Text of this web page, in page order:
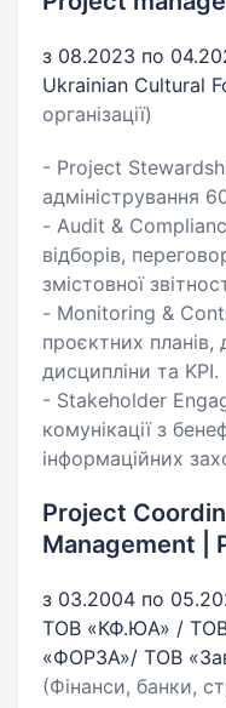
з 08.2023 по
Ukrainian Cultural
організації)
- Project
адміністрування
- Audit &
відборів,
змістовної
- Monitoring &
проєктних
дисципліни та KPI.
- Stakeholder
комунікації з
інформаційних
Project
Management |
з 03.2004 по
ТОВ «КФ.ЮА» / ТОВ
«ФОРЗА»/ ТОВ
(Фінанси, банки,